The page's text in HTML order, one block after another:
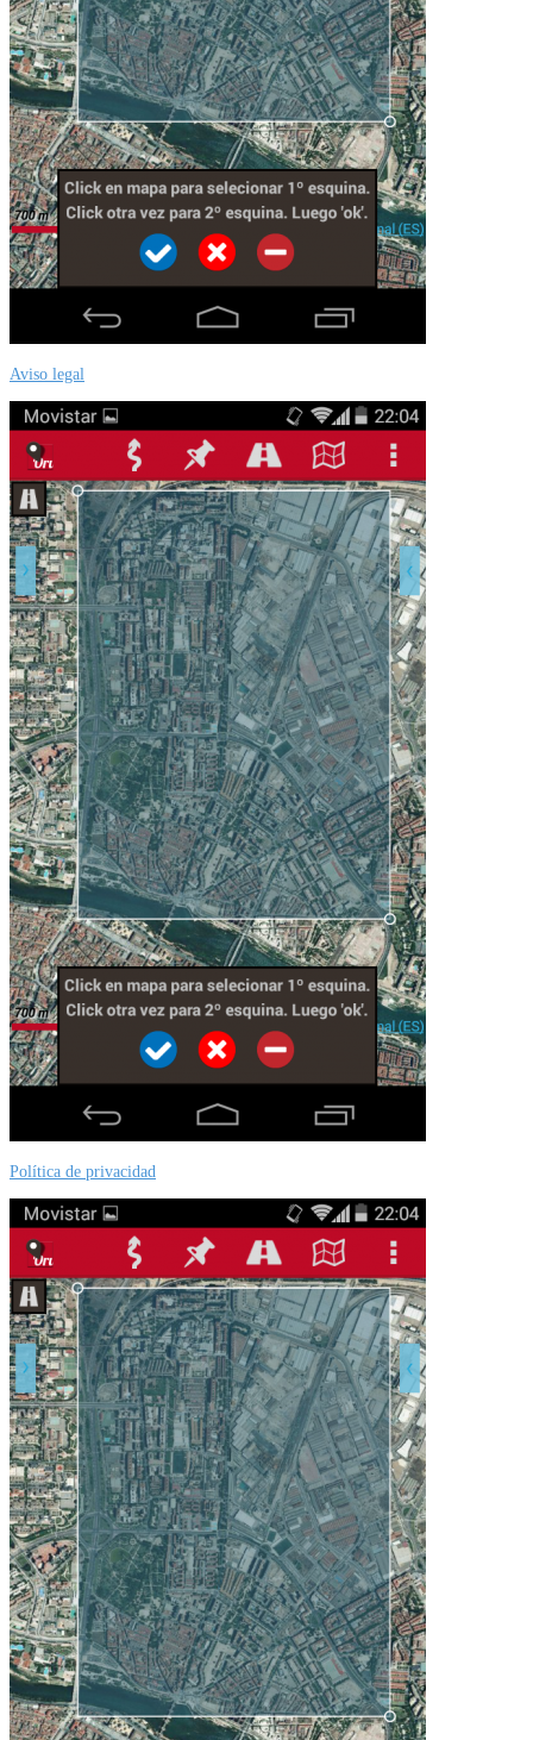
Aviso legal
Política de privacidad